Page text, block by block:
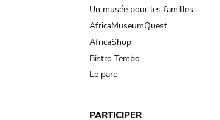
Un musée pour les familles
AfricaMuseumQuest
AfricaShop
Bistro Tembo
Le parc
PARTICIPER